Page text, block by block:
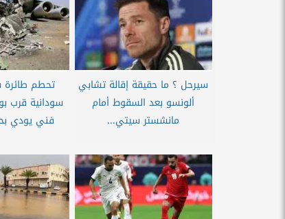
سيرحل ؟ ما حقيقة إقالة تشابي
ألونسو بعد السقوط أمام
مانشستر سيتي...
تحطم
سودانية قرب
فني يودي